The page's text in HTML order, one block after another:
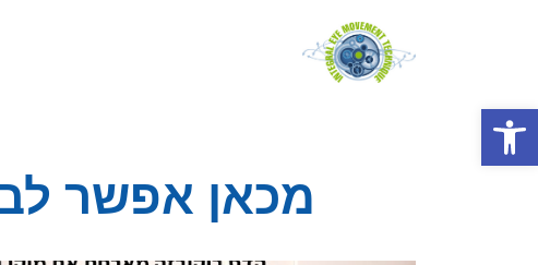
פתח סרגל נגישות
מכאן אפשר